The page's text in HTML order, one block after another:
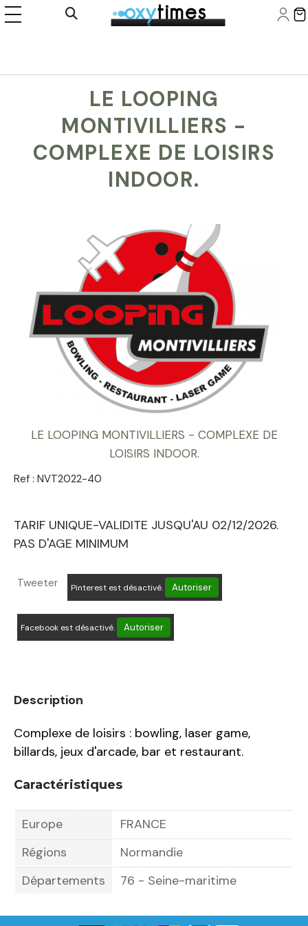
Ouvrir la recherche
LE LOOPING
MONTIVILLIERS -
COMPLEXE DE LOISIRS
INDOOR.
LE LOOPING MONTIVILLIERS - COMPLEXE DE
LOISIRS INDOOR.
Ref : NVT2022-40
TARIF UNIQUE-VALIDITE JUSQU'AU 02/12/2026.
PAS D'AGE MINIMUM
Tweeter Pinterest est désactivé. Autoriser
Facebook est désactivé. Autoriser
Description
Complexe de loisirs : bowling, laser game,
billards, jeux d'arcade, bar et restaurant.
Caractéristiques
Europe
FRANCE
Régions
Normandie
Départements
76 - Seine-maritime
Panneau de gestion des cookies